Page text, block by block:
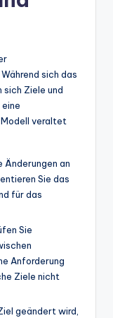
sich das
Ziele und
veraltet
Änderungen an
Sie das
für das
Sie
Anforderung
Ziele nicht
geändert wird,